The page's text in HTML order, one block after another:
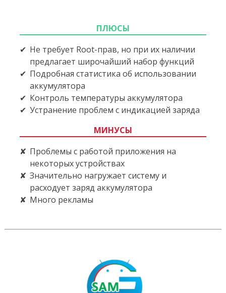
ПЛЮСЫ
Не требует Root-прав, но при их наличии
предлагает широчайший набор функций
Подробная статистика об использовании
аккумулятора
Контроль температуры аккумулятора
Устранение проблем с индикацией заряда
МИНУСЫ
Проблемы с работой приложения на
некоторых устройствах
Значительно нагружает систему и
расходует заряд аккумулятора
Много рекламы